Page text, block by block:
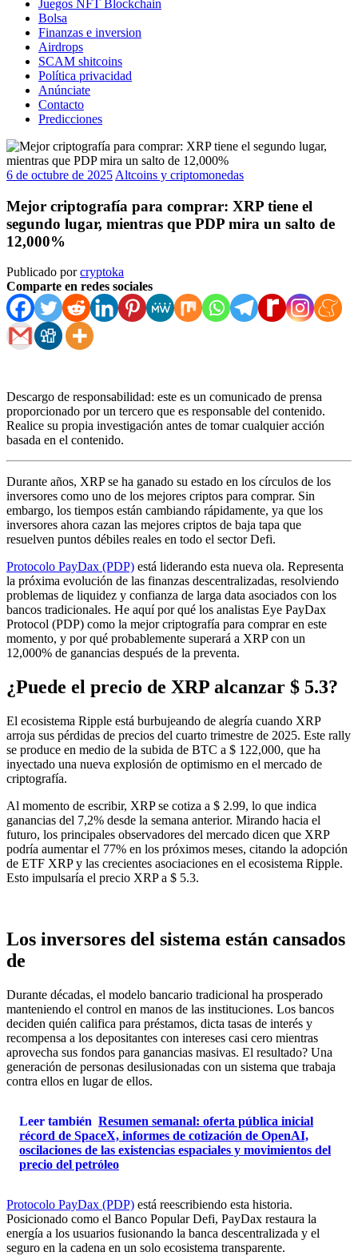
Juegos NFT Blockchain
Bolsa
Finanzas e inversion
Airdrops
SCAM shitcoins
Política privacidad
Anúnciate
Contacto
Predicciones
6 de octubre de 2025 Altcoins y criptomonedas
Mejor criptografía para comprar: XRP tiene el
segundo lugar, mientras que PDP mira un salto de
12,000%
Publicado porcryptoka
Comparte en redes sociales
Descargo de responsabilidad: este es un comunicado de prensa
proporcionado por un tercero que es responsable del contenido.
Realice su propia investigación antes de tomar cualquier acción
basada en el contenido.
Durante años, XRP se ha ganado su estado en los círculos de los
inversores como uno de los mejores criptos para comprar. Sin
embargo, los tiempos están cambiando rápidamente, ya que los
inversores ahora cazan las mejores criptos de baja tapa que
resuelven puntos débiles reales en todo el sector Defi.
Protocolo PayDax (PDP) está liderando esta nueva ola. Representa
la próxima evolución de las finanzas descentralizadas, resolviendo
problemas de liquidez y confianza de larga data asociados con los
bancos tradicionales. He aquí por qué los analistas Eye PayDax
Protocol (PDP) como la mejor criptografía para comprar en este
momento, y por qué probablemente superará a XRP con un
12,000% de ganancias después de la preventa.
¿Puede el precio de XRP alcanzar $ 5.3?
El ecosistema Ripple está burbujeando de alegría cuando XRP
arroja sus pérdidas de precios del cuarto trimestre de 2025. Este rally
se produce en medio de la subida de BTC a $ 122,000, que ha
inyectado una nueva explosión de optimismo en el mercado de
criptografía.
Al momento de escribir, XRP se cotiza a $ 2.99, lo que indica
ganancias del 7,2% desde la semana anterior. Mirando hacia el
futuro, los principales observadores del mercado dicen que XRP
podría aumentar el 77% en los próximos meses, citando la adopción
de ETF XRP y las crecientes asociaciones en el ecosistema Ripple.
Esto impulsaría el precio XRP a $ 5.3.
Los inversores del sistema están cansados ​​
de
Durante décadas, el modelo bancario tradicional ha prosperado
manteniendo el control en manos de las instituciones. Los bancos
deciden quién califica para préstamos, dicta tasas de interés y
recompensa a los depositantes con intereses casi cero mientras
aprovecha sus fondos para ganancias masivas. El resultado? Una
generación de personas desilusionadas con un sistema que trabaja
contra ellos en lugar de ellos.
Leer también Resumen semanal: oferta pública inicial
récord de SpaceX, informes de cotización de OpenAI,
oscilaciones de las existencias espaciales y movimientos del
precio del petróleo
Protocolo PayDax (PDP) está reescribiendo esta historia.
Posicionado como el Banco Popular Defi, PayDax restaura la
energía a los usuarios fusionando la banca descentralizada y el
seguro en la cadena en un solo ecosistema transparente.